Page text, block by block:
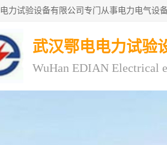
武汉鄂电电力试验
WuHan EDIAN Electrical